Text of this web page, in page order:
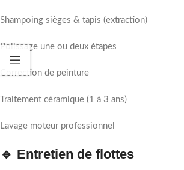
Shampoing sièges & tapis (extraction)
Polissage une ou deux étapes
Correction de peinture
Traitement céramique (1 à 3 ans)
Lavage moteur professionnel
🔹 Entretien de flottes